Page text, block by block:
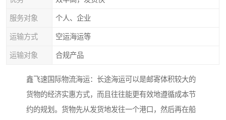
服务对象 个人、企业
运输方式 空运海运等
运输对象 合规产品
鑫飞速国际物流海运：长途海运可以是邮寄体积较大的
货物的经济实惠方式，而且往往能更有效地遵循成本节
约的规划。货物先从发货地发往一个港口，然后再在船